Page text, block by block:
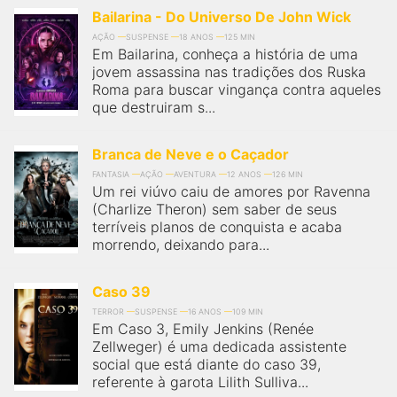
Bailarina - Do Universo De John Wick
AÇÃO SUSPENSE 18 ANOS 125 MIN
Em Bailarina, conheça a história de uma
jovem assassina nas tradições dos Ruska
Roma para buscar vingança contra aqueles
que destruiram s...
Branca de Neve e o Caçador
FANTASIA AÇÃO AVENTURA 12 ANOS 126 MIN
Um rei viúvo caiu de amores por Ravenna
(Charlize Theron) sem saber de seus
terríveis planos de conquista e acaba
morrendo, deixando para...
Caso 39
TERROR SUSPENSE 16 ANOS 109 MIN
Em Caso 3, Emily Jenkins (Renée
Zellweger) é uma dedicada assistente
social que está diante do caso 39,
referente à garota Lilith Sulliva...
acessar informações sobre cinemas, horários, assistir aos
trailers e muito mais.